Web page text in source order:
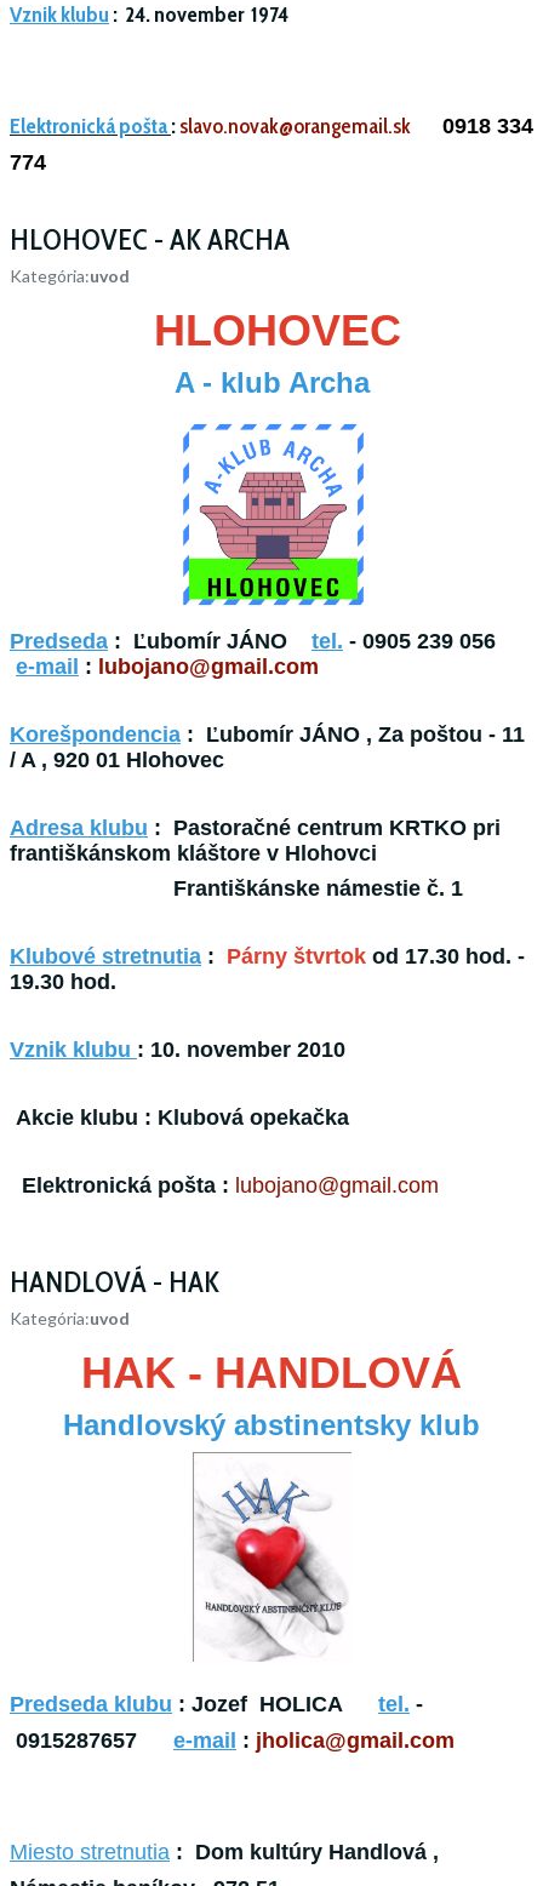
Vznik klubu : 24. november 1974
Elektronická pošta:slavo.novak@orangemail.sk
0918 334
774
HLOHOVEC - AK ARCHA
Kategória:uvod
HLOHOVEC
A - klub Archa
Predseda : Ľubomír JÁNO tel. - 0905 239 056
e-mail : lubojano@gmail.com
Korešpondencia : Ľubomír JÁNO , Za poštou - 11
/ A , 920 01 Hlohovec
Adresa klubu : Pastoračné centrum KRTKO pri
františkánskom kláštore v Hlohovci
Františkánske námestie č. 1
Klubové stretnutia : Párny štvrtok od 17.30 hod. -
19.30 hod.
Vznik klubu : 10. november 2010
Akcie klubu : Klubová opekačka
Elektronická pošta : lubojano@gmail.com
HANDLOVÁ - HAK
Kategória:uvod
HAK - HANDLOVÁ
Handlovský abstinentsky klub
Predseda klubu : Jozef HOLICA tel. -
0915287657 e-mail : jholica@gmail.com
Miesto stretnutia : Dom kultúry Handlová ,